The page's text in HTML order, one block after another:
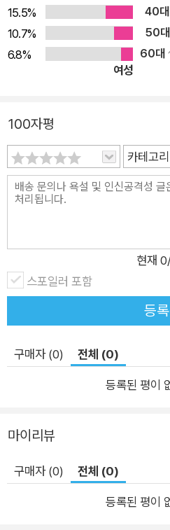
15.5%
40대
10.7%
50대
6.8%
60대
여성
100자평
카테고리
현재 0
스포일러 포함
등록
구매자 (0) 전체 (0)
등록된 평이
마이리뷰
구매자 (0) 전체 (0)
등록된 평이